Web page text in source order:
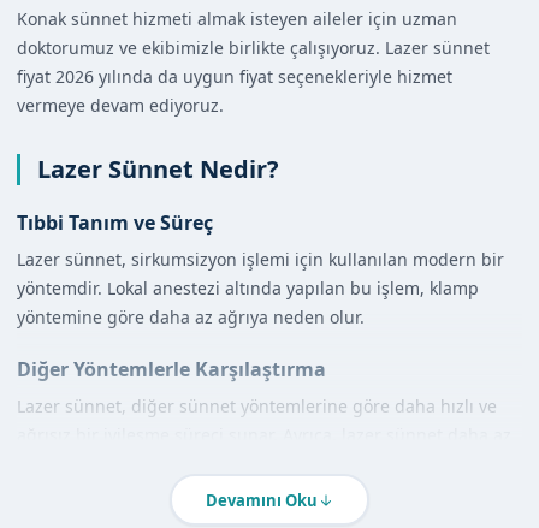
Konak sünnet hizmeti almak isteyen aileler için uzman
doktorumuz ve ekibimizle birlikte çalışıyoruz. Lazer sünnet
fiyat 2026 yılında da uygun fiyat seçenekleriyle hizmet
vermeye devam ediyoruz.
Lazer Sünnet Nedir?
Tıbbi Tanım ve Süreç
Lazer sünnet, sirkumsizyon işlemi için kullanılan modern bir
yöntemdir. Lokal anestezi altında yapılan bu işlem, klamp
yöntemine göre daha az ağrıya neden olur.
Diğer Yöntemlerle Karşılaştırma
Lazer sünnet, diğer sünnet yöntemlerine göre daha hızlı ve
Devamını Oku